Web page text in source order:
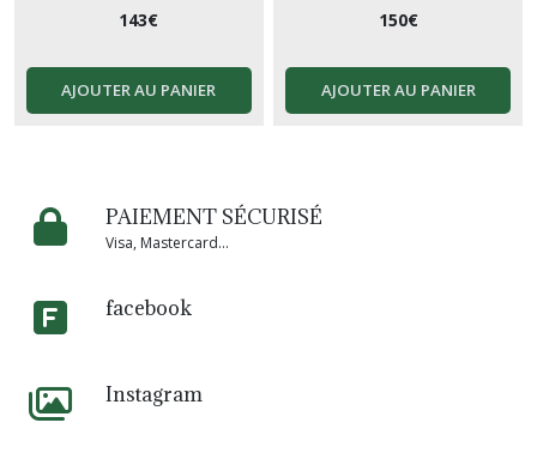
143€
AJOUTER AU PANIER
150€
AJOUTER AU PANIER
PAIEMENT SÉCURISÉ
Visa, Mastercard...
facebook
Instagram